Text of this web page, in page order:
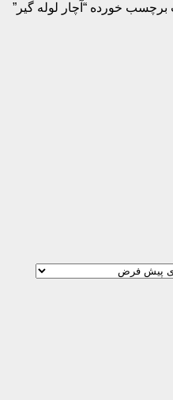
خورده “آچار لوله گیر”